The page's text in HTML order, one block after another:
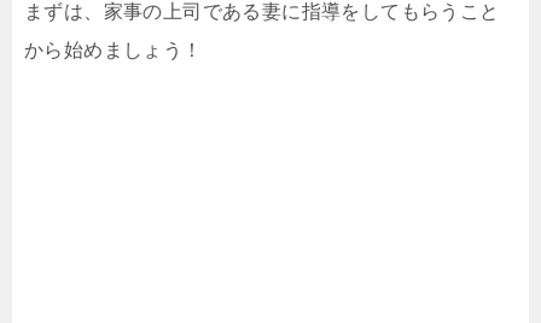
まずは、家事の上司である妻に指導をしてもらうこと
から始めましょう！